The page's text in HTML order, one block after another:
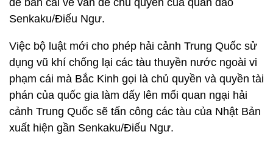
để bàn cãi về vấn đề chủ quyền của quần đảo
Senkaku/Điếu Ngư.
Việc bộ luật mới cho phép hải cảnh Trung Quốc sử
dụng vũ khí chống lại các tàu thuyền nước ngoài vi
phạm cái mà Bắc Kinh gọi là chủ quyền và quyền tài
phán của quốc gia làm dấy lên mối quan ngại hải
cảnh Trung Quốc sẽ tấn công các tàu của Nhật Bản
xuất hiện gần Senkaku/Điếu Ngư.